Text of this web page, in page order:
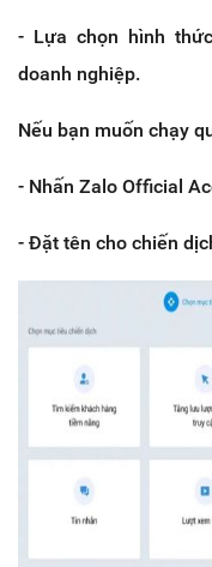
- Lựa chọn hình
doanh nghiệp.
Nếu bạn muốn chạy
- Nhấn Zalo Official
- Đặt tên cho chiến